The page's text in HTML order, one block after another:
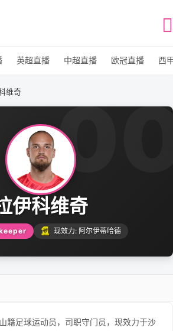
英超直播 中超直播 欧冠直播 西
维奇
伊科维奇
现效力: 阿尔伊蒂哈德
籍足球运动员，司职守门员，现效力于沙